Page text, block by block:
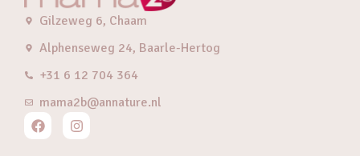
Gilzeweg 6, Chaam
Alphenseweg 24, Baarle-Hertog
+31 6 12 704 364
mama2b@annature.nl